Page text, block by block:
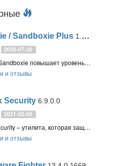
/ Sandboxie Plus 1.18. / 5.73.1 (David Xanatos) / 5.33.3 (Sophos)
2026-07-26
Песочница Sandboxie повышает уровень безопасности Вашего ПК при интернет-серфинге, предотвращает проникновение вирусов, Spyware и других угроз
и отзывы
Security 6.9.0.0
2021-05-09
USB Disk Security – утилита, которая защищает от проникновения на компьютер вредоносных программ через USB-порт. Проверка в режиме реального времени, сканирование вручную и блокировка USB-устройств, подключаемых к вашему компьютеру
и отзывы